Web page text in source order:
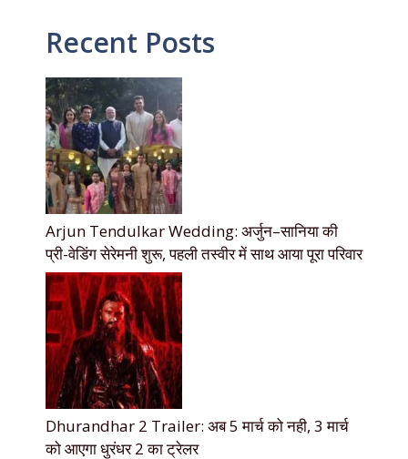
Recent Posts
Arjun Tendulkar Wedding: अर्जुन–सानिया की
प्री-वेडिंग सेरेमनी शुरू, पहली तस्वीर में साथ आया पूरा परिवार
Dhurandhar 2 Trailer: अब 5 मार्च को नही, 3 मार्च
को आएगा धुरंधर 2 का ट्रेलर